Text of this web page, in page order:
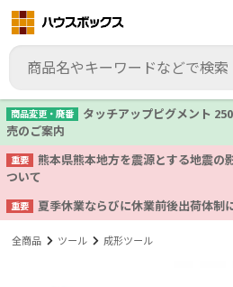
商品変更・廃番
タッチアップピグメント
売のご案内
重要
熊本県熊本地方を震源とする地震の
ついて
重要 夏季休業ならびに休業前後出荷体制
全商品 ツール 成形ツール